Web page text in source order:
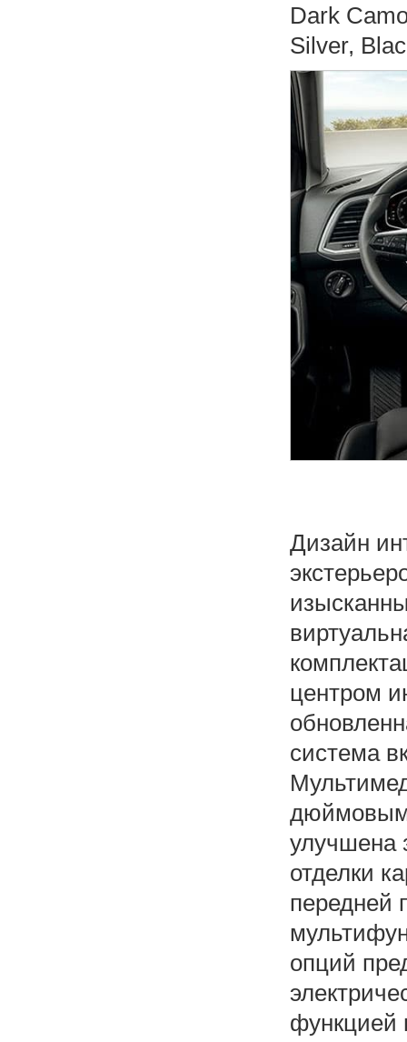
Dark
Silver,
Дизайн
центром
система
дюймовым
улучшена
отделки
передней
опций
функцией